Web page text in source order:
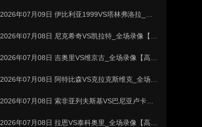
2026年07月09日 伊比利亚1999VS塔林弗洛拉_全场录像【高清回放】
2026年07月08日 尼克希奇VS凯拉特_全场录像【高清回放】
2026年07月08日 吉奥里VS维京古_全场录像【高清回放】
2026年07月08日 阿特比森VS克拉克斯维克_全场录像【高清回放】
2026年07月08日 索非亚列夫斯基VS巴尼亚卢卡战士_全场录像【高清回放】
2026年07月08日 拉恩VS泰科奥里_全场录像【高清回放】